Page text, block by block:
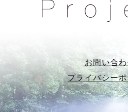
お問い合
プライバシー